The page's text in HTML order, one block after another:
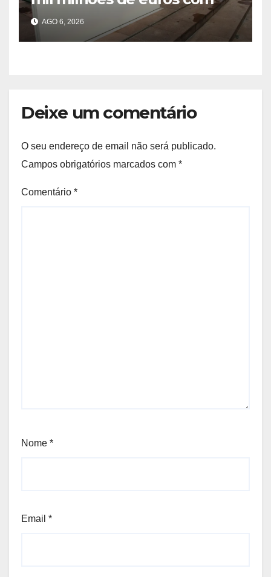
Société Générale para o PIP
AGO 6, 2026
Deixe um comentário
O seu endereço de email não será publicado.
Campos obrigatórios marcados com *
Comentário *
Nome *
Email *